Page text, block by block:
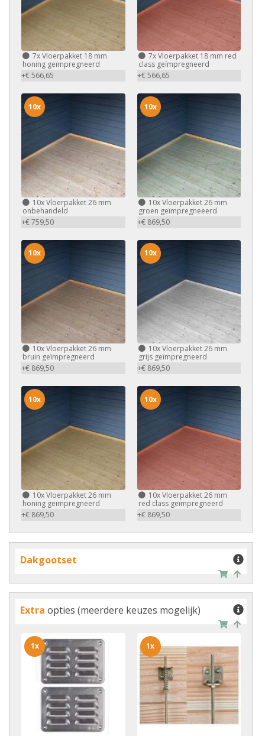
7xVloerpakket 18 mm
honing geïmpregneerd
+€ 566,65
7xVloerpakket 18 mm red
class geïmpregneerd
+€ 566,65
10xVloerpakket 26 mm
onbehandeld
+€ 759,50
10x
10xVloerpakket 26 mm
groen geïmpregneeerd
+€ 869,50
10x
10xVloerpakket 26 mm
bruin geïmpregneerd
+€ 869,50
10x
10xVloerpakket 26 mm
grijs geïmpregneerd
+€ 869,50
10x
10xVloerpakket 26 mm
honing geïmpregneerd
+€ 869,50
10x
10xVloerpakket 26 mm
red class geïmpregneerd
+€ 869,50
10x
Dakgootset
Extra opties (meerdere keuzes mogelijk)
1x 1x